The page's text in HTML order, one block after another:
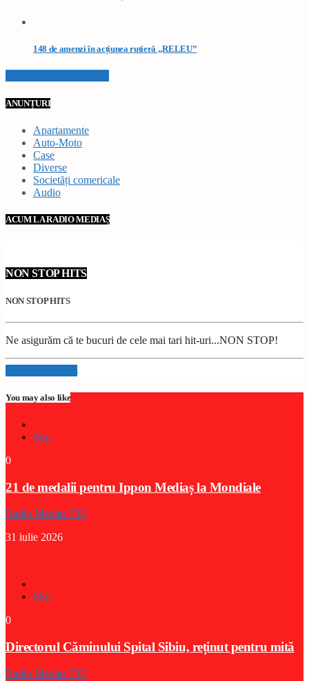
148 de amenzi în acțiunea rutieră „RELEU”
ANUNȚURI
Apartamente
Auto-Moto
Case
Diverse
Societăți comericale
Audio
ACUM LA RADIO MEDIAȘ
NON STOP HITS
NON STOP HITS
Ne asigurăm că te bucuri de cele mai tari hit-uri...NON STOP!
Info and episodes
You may also like
Stiri
0
21 de medalii pentru Ippon Mediaș la Mondiale
Radio Medias 725
31 iulie 2026
Stiri
0
Directorul Căminului Spital Sibiu, reținut pentru mită
Radio Medias 725